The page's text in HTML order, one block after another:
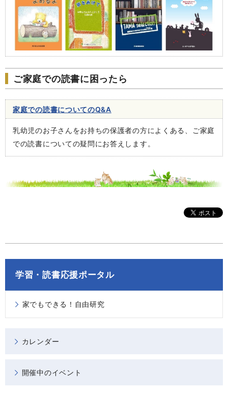
ご家庭での読書に困ったら
家庭での読書についてのQ&A
乳幼児のお子さんをお持ちの保護者の方によくある、ご家庭
での読書についての疑問にお答えします。
学習・読書応援ポータル
家でもできる！自由研究
カレンダー
開催中のイベント